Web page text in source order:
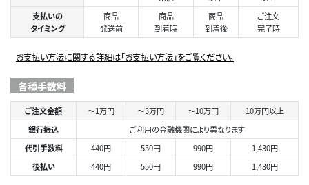
支払いの
タイミング
商品
発送前
商品
到着時
商品
到着後
ご注文
完了時
お支払い方法に関する詳細は「お支払い方法」をご覧ください。
各種手数料
ご注文金額 ～1万円 ～3万円 ～10万円
10万円以上
銀行振込
ご利用の金融機関により異なります
代引手数料
440円 550円 990円
1,430円
後払い
440円 550円 990円 1,430円